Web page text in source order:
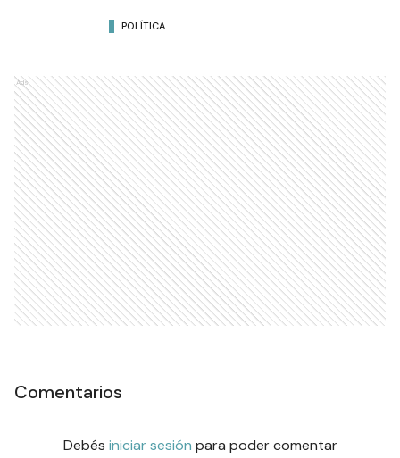
POLÍTICA
Ads
Comentarios
Debés iniciar sesión para poder comentar